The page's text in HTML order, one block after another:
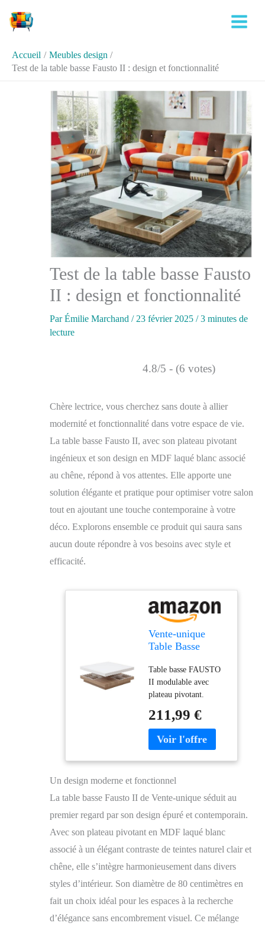
Accueil
Meubles design
Test de la table basse Fausto II : design et fonctionnalité
Test de la table basse Fausto
II : design et fonctionnalité
ParÉmilie Marchand / 23 février 2025 /3 minutes de
lecture
4.8/5 - (6 votes)
Chère lectrice, vous cherchez sans doute à allier
modernité et fonctionnalité dans votre espace de vie.
La table basse Fausto II, avec son plateau pivotant
ingénieux et son design en MDF laqué blanc associé
au chêne, répond à vos attentes. Elle apporte une
solution élégante et pratique pour optimiser votre salon
tout en ajoutant une touche contemporaine à votre
déco. Explorons ensemble ce produit qui saura sans
aucun doute répondre à vos besoins avec style et
efficacité.
Vente-unique
Table Basse
Plateau pivotant -
MDF laqué Blanc
& chêne
Table basse FAUSTO
II modulable avec
plateau pivotant.
Coloris : Blanc et
Chêne. Style :
Contemporain.
table basse FAUSTO II
vous fera tourner la
Panneau et dérivés de
bois Naturel clair,
34.9 kg Vente-unique :
94% de clients
millions de clients
livrés Nombre d'unités:
211,99 €
Un design moderne et fonctionnel
La table basse Fausto II de Vente-unique séduit au
premier regard par son design épuré et contemporain.
Avec son plateau pivotant en MDF laqué blanc
associé à un élégant contraste de teintes naturel clair et
chêne, elle s’intègre harmonieusement dans divers
styles d’intérieur. Son diamètre de 80 centimètres en
fait un choix idéal pour les espaces à la recherche
d’élégance sans encombrement visuel. Ce mélange